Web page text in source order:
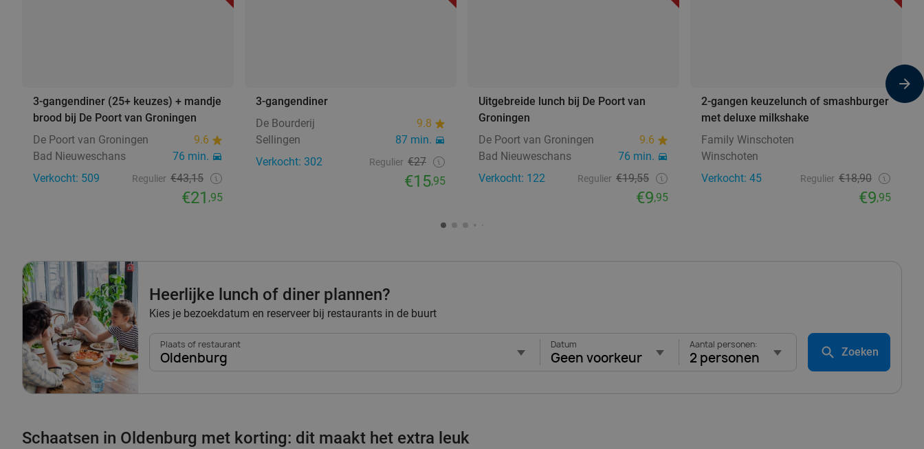
3-gangendiner (25+ keuzes) + mandje
brood bij De Poort van Groningen
De Poort van Groningen
9.6
Bad Nieuweschans
76 min.
Verkocht: 509
Regulier €43,15
€21 ,95
3-gangendiner
De Bourderij
9.8
Sellingen
87 min.
Verkocht: 302
Regulier €27
€15,95
Uitgebreide lunch bij De Poort van
Groningen
De Poort van Groningen
9.6
Bad Nieuweschans
76 min.
Verkocht: 122
Regulier €19,55
€9,95
2-gangen keuzelunch of smashburger
met deluxe milkshake
Family Winschoten
Winschoten
Verkocht: 45
Regulier €18,90
€9,95
Heerlijke lunch of diner plannen?
Kies je bezoekdatum en reserveer bij restaurants in de buurt
Plaats of restaurant
Oldenburg
Datum
Geen voorkeur
Aantal personen:
2 personen Zoeken
Schaatsen in Oldenburg met korting: dit maakt het extra leuk